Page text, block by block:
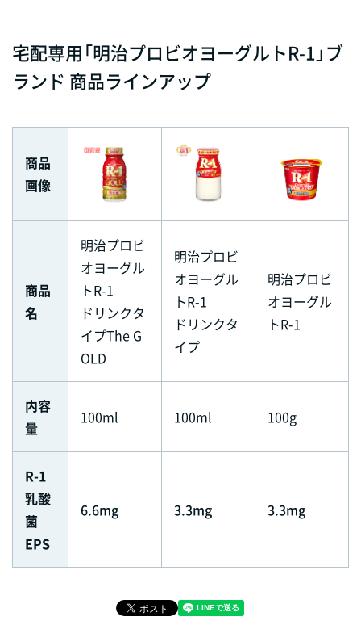
宅配専用「明治プロビオヨーグルトR-1」ブ
ランド 商品ラインアップ
商品
画像
商品
名
明治プロビ
オヨーグル
トR-1
ドリンクタ
イプThe G
OLD
明治プロビ
オヨーグル
トR-1
ドリンクタ
イプ
明治プロビ
オヨーグル
トR-1
内容
量
100ml 100ml 100g
R-1
乳酸
菌
EPS
6.6mg 3.3mg 3.3mg